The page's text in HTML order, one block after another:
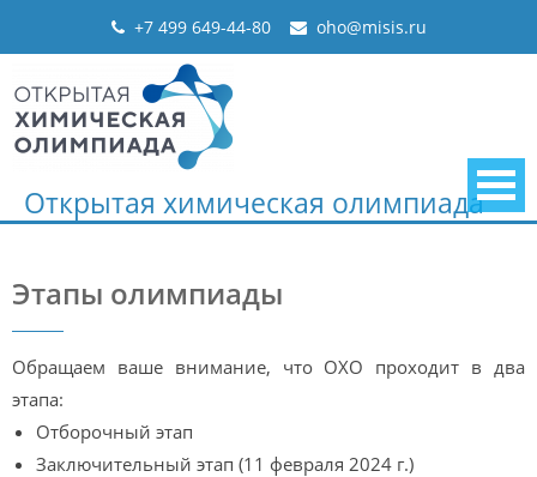
+7 499 649-44-80 oho@misis.ru
Открытая химическая олимпиада
Этапы олимпиады
Обращаем ваше внимание, что ОХО проходит в два
этапа:
Отборочный этап
Заключительный этап (11 февраля 2024 г.)